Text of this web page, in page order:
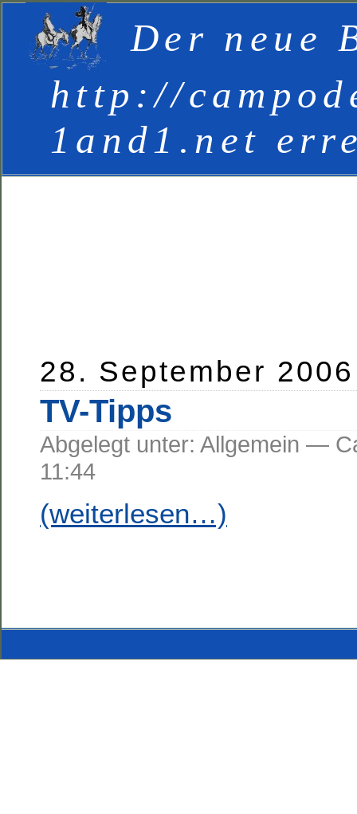
Der neue
http://
1and1.net
28. September 2006
TV-Tipps
Abgelegt unter: Allgemein —
11:44
(weiterlesen…)